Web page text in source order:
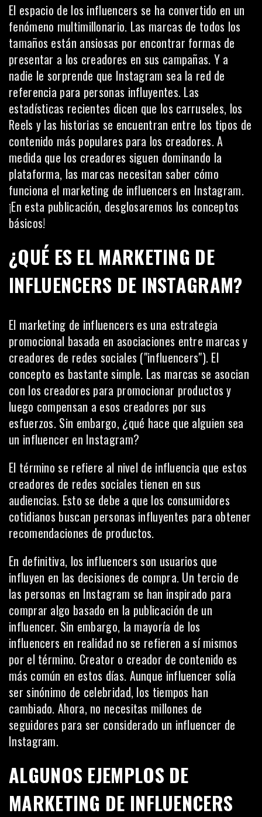
El espacio de los influencers se ha convertido en un
fenómeno multimillonario. Las marcas de todos los
tamaños están ansiosas por encontrar formas de
presentar a los creadores en sus campañas. Y a
nadie le sorprende que Instagram sea la red de
referencia para personas influyentes. Las
estadísticas recientes dicen que los carruseles, los
Reels y las historias se encuentran entre los tipos de
contenido más populares para los creadores. A
medida que los creadores siguen dominando la
plataforma, las marcas necesitan saber cómo
funciona el marketing de influencers en Instagram.
¡En esta publicación, desglosaremos los conceptos
básicos!
¿QUÉ ES EL MARKETING DE
INFLUENCERS DE INSTAGRAM?
El marketing de influencers es una estrategia
promocional basada en asociaciones entre marcas y
creadores de redes sociales ("influencers"). El
concepto es bastante simple. Las marcas se asocian
con los creadores para promocionar productos y
luego compensan a esos creadores por sus
esfuerzos. Sin embargo, ¿qué hace que alguien sea
un influencer en Instagram?
El término se refiere al nivel de influencia que estos
creadores de redes sociales tienen en sus
audiencias. Esto se debe a que los consumidores
cotidianos buscan personas influyentes para obtener
recomendaciones de productos.
En definitiva, los influencers son usuarios que
influyen en las decisiones de compra. Un tercio de
las personas en Instagram se han inspirado para
comprar algo basado en la publicación de un
influencer. Sin embargo, la mayoría de los
influencers en realidad no se refieren a sí mismos
por el término. Creator o creador de contenido es
más común en estos días. Aunque influencer solía
ser sinónimo de celebridad, los tiempos han
cambiado. Ahora, no necesitas millones de
seguidores para ser considerado un influencer de
Instagram.
ALGUNOS EJEMPLOS DE
MARKETING DE INFLUENCERS